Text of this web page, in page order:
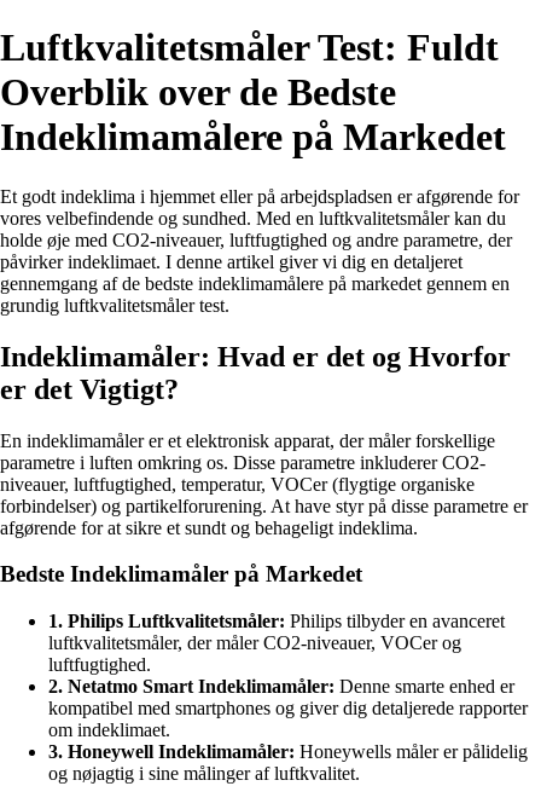
Luftkvalitetsmåler Test: Fuldt
Overblik over de Bedste
Indeklimamålere på Markedet
Et godt indeklima i hjemmet eller på arbejdspladsen er afgørende for
vores velbefindende og sundhed. Med en luftkvalitetsmåler kan du
holde øje med CO2-niveauer, luftfugtighed og andre parametre, der
påvirker indeklimaet. I denne artikel giver vi dig en detaljeret
gennemgang af de bedste indeklimamålere på markedet gennem en
grundig luftkvalitetsmåler test.
Indeklimamåler: Hvad er det og Hvorfor
er det Vigtigt?
En indeklimamåler er et elektronisk apparat, der måler forskellige
parametre i luften omkring os. Disse parametre inkluderer CO2-
niveauer, luftfugtighed, temperatur, VOCer (flygtige organiske
forbindelser) og partikelforurening. At have styr på disse parametre er
afgørende for at sikre et sundt og behageligt indeklima.
Bedste Indeklimamåler på Markedet
1. Philips Luftkvalitetsmåler: Philips tilbyder en avanceret
luftkvalitetsmåler, der måler CO2-niveauer, VOCer og
luftfugtighed.
2. Netatmo Smart Indeklimamåler: Denne smarte enhed er
kompatibel med smartphones og giver dig detaljerede rapporter
om indeklimaet.
3. Honeywell Indeklimamåler: Honeywells måler er pålidelig
og nøjagtig i sine målinger af luftkvalitet.